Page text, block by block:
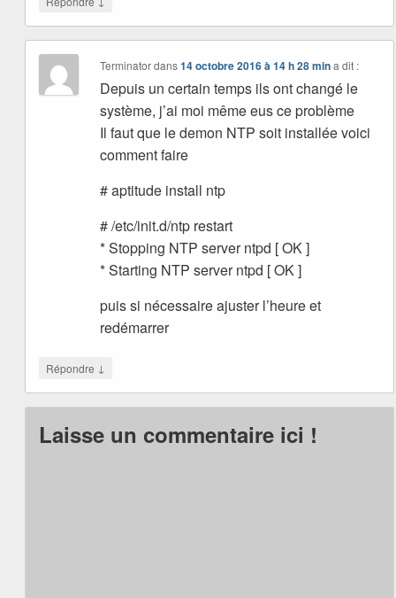
Terminatordans14 octobre 2016 à 14 h 28 mina dit :
Depuis un certain temps ils ont changé le
système, j’ai moi même eus ce problème
Il faut que le demon NTP soit installée voici
comment faire
# aptitude install ntp
# /etc/init.d/ntp restart
* Stopping NTP server ntpd [ OK ]
* Starting NTP server ntpd [ OK ]
puis si nécessaire ajuster l’heure et
redémarrer
Répondre ↓
Laisse un commentaire ici !